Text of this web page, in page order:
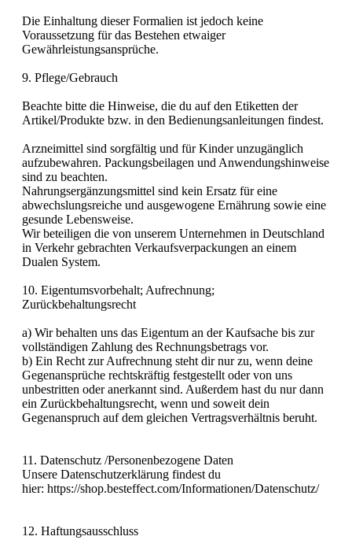
Die Einhaltung dieser Formalien ist jedoch keine
Voraussetzung für das Bestehen etwaiger
Gewährleistungsansprüche.
9. Pflege/Gebrauch
Beachte bitte die Hinweise, die du auf den Etiketten der
Artikel/Produkte bzw. in den Bedienungsanleitungen findest.
Arzneimittel sind sorgfältig und für Kinder unzugänglich
aufzubewahren. Packungsbeilagen und Anwendungshinweise
sind zu beachten.
Nahrungsergänzungsmittel sind kein Ersatz für eine
abwechslungsreiche und ausgewogene Ernährung sowie eine
gesunde Lebensweise.
Wir beteiligen die von unserem Unternehmen in Deutschland
in Verkehr gebrachten Verkaufsverpackungen an einem
Dualen System.
10. Eigentumsvorbehalt; Aufrechnung;
Zurückbehaltungsrecht
a) Wir behalten uns das Eigentum an der Kaufsache bis zur
vollständigen Zahlung des Rechnungsbetrags vor.
b) Ein Recht zur Aufrechnung steht dir nur zu, wenn deine
Gegenansprüche rechtskräftig festgestellt oder von uns
unbestritten oder anerkannt sind. Außerdem hast du nur dann
ein Zurückbehaltungsrecht, wenn und soweit dein
Gegenanspruch auf dem gleichen Vertragsverhältnis beruht.
11. Datenschutz /Personenbezogene Daten
Unsere Datenschutzerklärung findest du
hier: https://shop.besteffect.com/Informationen/Datenschutz/
12. Haftungsausschluss